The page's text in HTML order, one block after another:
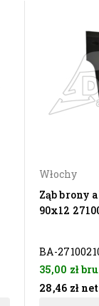
Włochy
Ząb brony
90x12
BA-
35,00 zł
28,46 zł